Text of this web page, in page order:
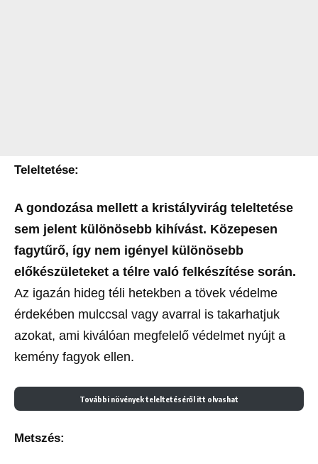
Teleltetése:
A gondozása mellett a kristályvirág teleltetése
sem jelent különösebb kihívást. Közepesen
fagytűrő, így nem igényel különösebb
előkészületeket a télre való felkészítése során.
Az igazán hideg téli hetekben a tövek védelme
érdekében mulccsal vagy avarral is takarhatjuk
azokat, ami kiválóan megfelelő védelmet nyújt a
kemény fagyok ellen.
További növények teleltetéséről itt olvashat
Metszés: